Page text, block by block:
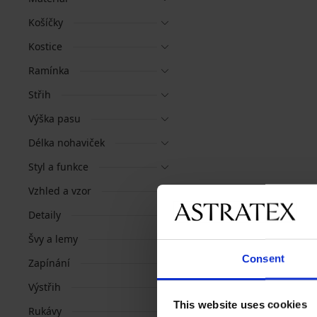
Consent
This website uses cookies
Košíčky
Kostice
Ramínka
Střih
Výška pasu
Délka nohaviček
Styl a funkce
Vzhled a vzor
Detaily
Švy a lemy
Zapínání
Výstřih
Rukávy